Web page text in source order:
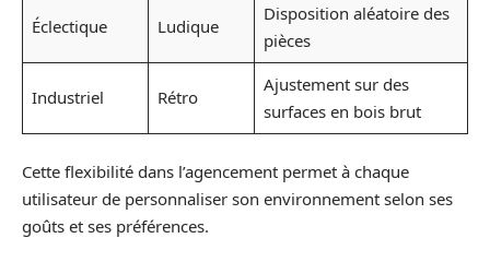
Éclectique Ludique
Disposition aléatoire des
pièces
Industriel Rétro
Ajustement sur des
surfaces en bois brut
Cette flexibilité dans l’agencement permet à chaque
utilisateur de personnaliser son environnement selon ses
goûts et ses préférences.